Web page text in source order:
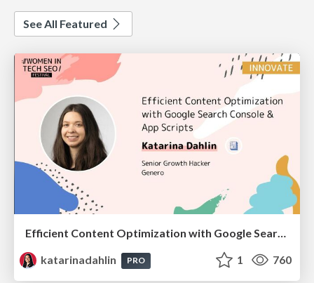
See All Featured
Efficient Content Optimization with Google Search Console & Apps Script
katarinadahlin
PRO 1 760